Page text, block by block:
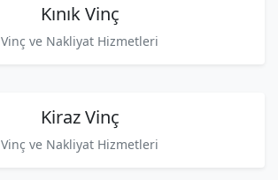
Kınık Vinç
Vinç ve Nakliyat Hizmetleri
Kiraz Vinç
Vinç ve Nakliyat Hizmetleri